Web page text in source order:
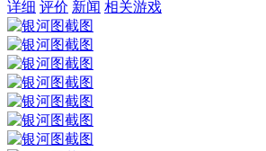
详细 评价 新闻 相关游戏